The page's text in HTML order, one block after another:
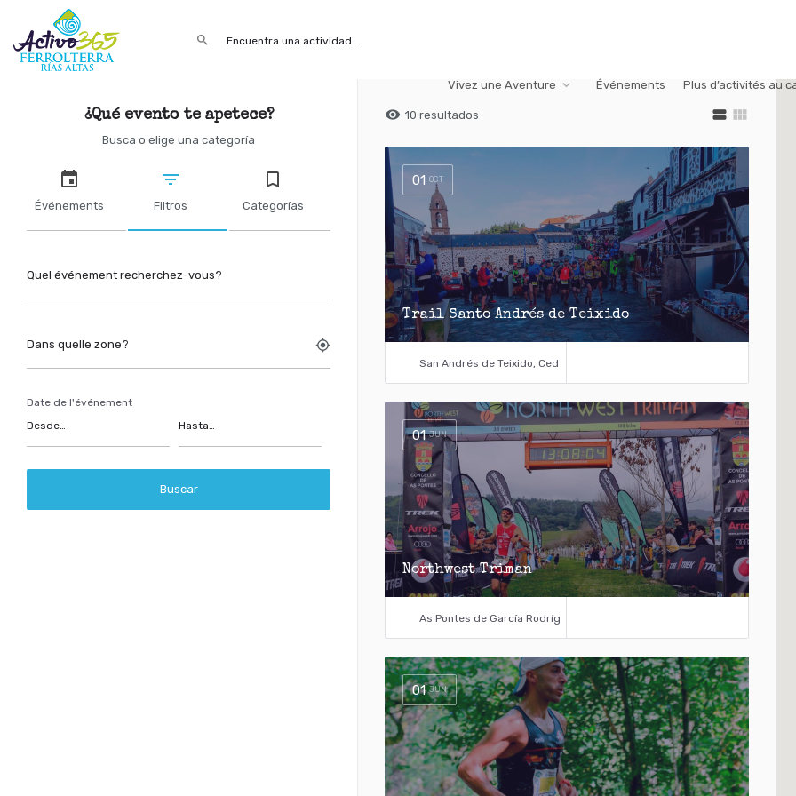
search
Vivez une Aventure Événements Plus d’activités au
¿Qué evento te apetece?
Busca o elige una categoría
Événements Filtros
bookmark_border
Categorías
Quel événement recherchez-vous?
my_location
Dans quelle zone?
Date de l'événement
Buscar
10 resultados view_stream view_module
Trail Santo Andrés de Teixido
OCT
01
San Andrés de Teixido, Cedeira
Northwest Triman
JUN
01
As Pontes de García Rodríguez
JUN
01